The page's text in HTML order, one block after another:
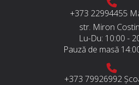
+373 22994455
str. Miron
Lu-Du: 10:00 -
Pauză de masă
+373 79926992